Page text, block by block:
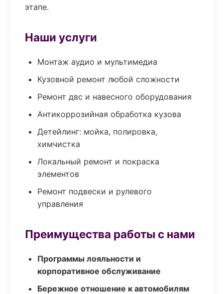
этапе.
Наши услуги
Монтаж аудио и мультимедиа
Кузовной ремонт любой сложности
Ремонт двс и навесного оборудования
Антикоррозийная обработка кузова
Детейлинг: мойка, полировка,
химчистка
Локальный ремонт и покраска
элементов
Ремонт подвески и рулевого
управления
Преимущества работы с нами
Программы лояльности и
корпоративное обслуживание
Бережное отношение к автомобилям